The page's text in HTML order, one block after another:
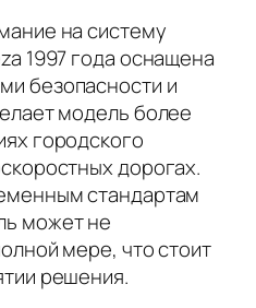
на систему
1997 года оснащена
безопасности и
модель более
городского
дорогах.
стандартам
может не
мере, что стоит
решения.